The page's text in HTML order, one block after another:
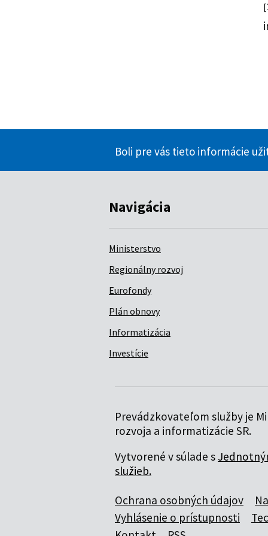
Boli pre vás tieto informácie
Navigácia
Ministerstvo
Regionálny rozvoj
Eurofondy
Plán obnovy
Informatizácia
Investície
Prevádzkovateľom služby je
rozvoja a informatizácie SR.
Vytvorené v súlade s
služieb.
Ochrana osobných údajov
Vyhlásenie o prístupnosti